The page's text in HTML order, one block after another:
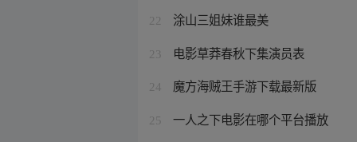
22 涂山三姐妹谁最美
23 电影草莽春秋下集演员表
24 魔方海贼王手游下载最新版
25 一人之下电影在哪个平台播放